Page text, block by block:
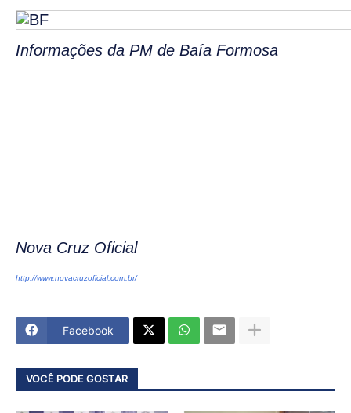
Informações da PM de Baía Formosa
Nova Cruz Oficial
http://www.novacruzoficial.com.br/
Facebook
VOCÊ PODE GOSTAR